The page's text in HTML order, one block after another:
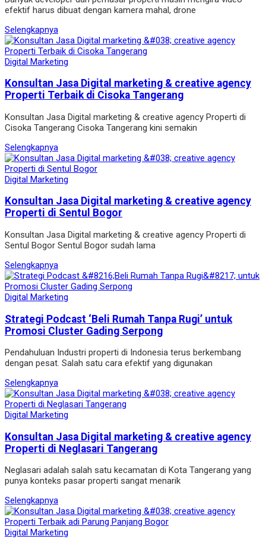
efektif harus dibuat dengan kamera mahal, drone
Selengkapnya
Digital Marketing
Konsultan Jasa Digital marketing & creative agency
Properti Terbaik di Cisoka Tangerang
Konsultan Jasa Digital marketing & creative agency Properti di
Cisoka Tangerang Cisoka Tangerang kini semakin
Selengkapnya
Digital Marketing
Konsultan Jasa Digital marketing & creative agency
Properti di Sentul Bogor
Konsultan Jasa Digital marketing & creative agency Properti di
Sentul Bogor Sentul Bogor sudah lama
Selengkapnya
Digital Marketing
Strategi Podcast ‘Beli Rumah Tanpa Rugi’ untuk
Promosi Cluster Gading Serpong
Pendahuluan Industri properti di Indonesia terus berkembang
dengan pesat. Salah satu cara efektif yang digunakan
Selengkapnya
Digital Marketing
Konsultan Jasa Digital marketing & creative agency
Properti di Neglasari Tangerang
Neglasari adalah salah satu kecamatan di Kota Tangerang yang
punya konteks pasar properti sangat menarik
Selengkapnya
Digital Marketing